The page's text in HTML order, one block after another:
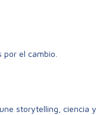
el cambio.
storytelling, ciencia y